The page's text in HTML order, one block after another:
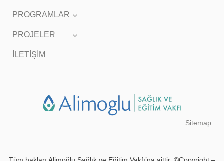
PROGRAMLAR
PROJELER
İLETİŞİM
Sitemap